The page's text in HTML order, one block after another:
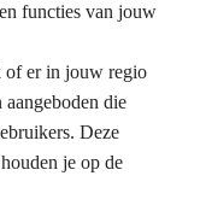
functies van jouw
er in jouw regio
die
Deze
je op de